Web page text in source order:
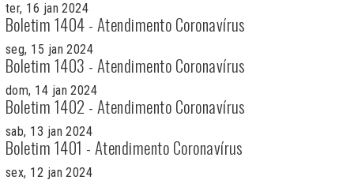
ter, 16 jan 2024
Boletim 1404 - Atendimento Coronavírus
seg, 15 jan 2024
Boletim 1403 - Atendimento Coronavírus
dom, 14 jan 2024
Boletim 1402 - Atendimento Coronavírus
sab, 13 jan 2024
Boletim 1401 - Atendimento Coronavírus
sex, 12 jan 2024